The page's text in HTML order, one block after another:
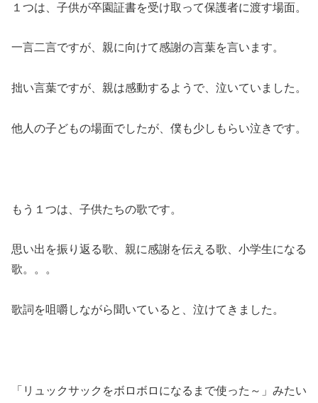
１つは、子供が卒園証書を受け取って保護者に渡す場面。
一言二言ですが、親に向けて感謝の言葉を言います。
拙い言葉ですが、親は感動するようで、泣いていました。
他人の子どもの場面でしたが、僕も少しもらい泣きです。
もう１つは、子供たちの歌です。
思い出を振り返る歌、親に感謝を伝える歌、小学生になる
歌。。。
歌詞を咀嚼しながら聞いていると、泣けてきました。
「リュックサックをボロボロになるまで使った～」みたい